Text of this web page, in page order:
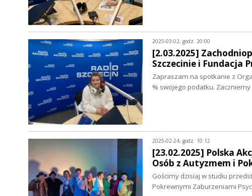
2025-03-02, godz. 20:00
[2.03.2025]
Szczecinie i Fundacja
Zapraszam na spotkanie z
% swojego podatku.
2025-02-24, godz. 10:12
[23.02.2025] Polska
Osób z Autyzmem i
Gościmy dzisiaj w studiu
Pokrewnymi Zaburzeniami